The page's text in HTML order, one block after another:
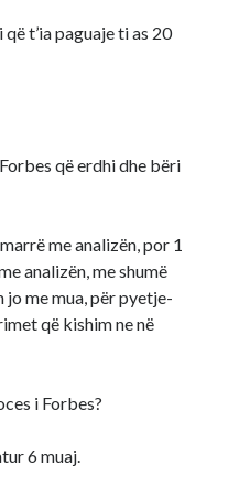
t’ia paguaje ti as 20
që erdhi dhe bëri
me analizën, por 1
analizën, me shumë
me mua, për pyetje-
që kishim ne në
i Forbes?
6 muaj.